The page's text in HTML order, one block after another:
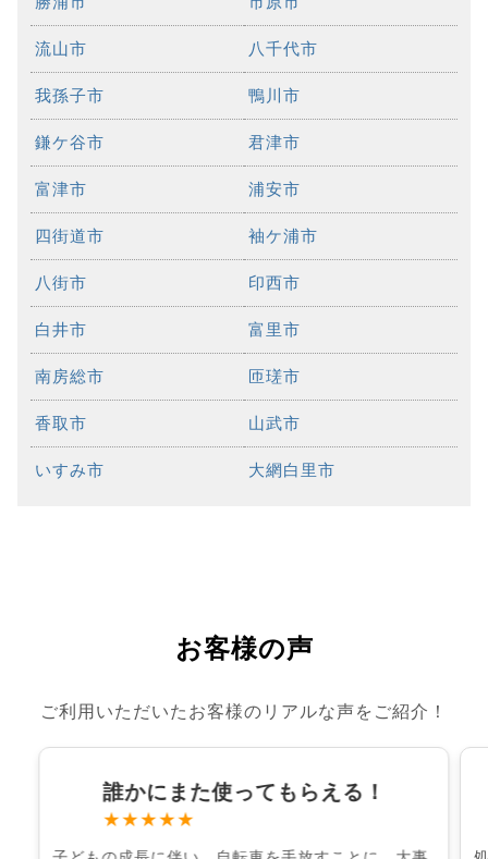
流山市 八千代市
我孫子市 鴨川市
鎌ケ谷市 君津市
富津市 浦安市
四街道市 袖ケ浦市
八街市 印西市
白井市 富里市
南房総市 匝瑳市
香取市 山武市
いすみ市 大網白里市
お客様の声
ご利用いただいたお客様のリアルな声をご紹介！
誰かにまた使ってもらえる！
★★★★★